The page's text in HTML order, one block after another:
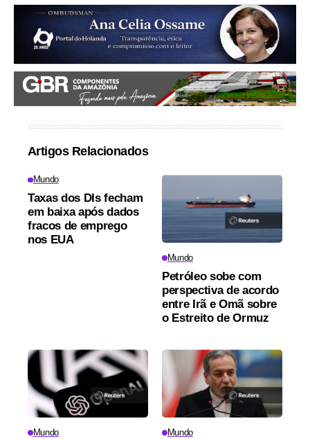
Artigos Relacionados
Mundo
Taxas dos DIs fecham
em baixa após dados
fracos de emprego
nos EUA
Mundo
Petróleo sobe com
perspectiva de acordo
entre Irã e Omã sobre
o Estreito de Ormuz
Mundo Mundo